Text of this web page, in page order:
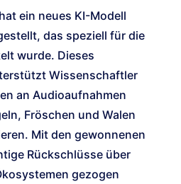
ein neues KI-Modell
das speziell für die
wurde. Dieses
Wissenschaftler
an Audioaufnahmen
Fröschen und Walen
Mit den gewonnenen
Rückschlüsse über
gezogen